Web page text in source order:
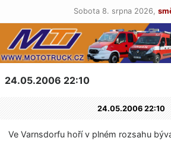
Sobota 8. srpna 2026,
24.05.2006 22:10
24.05.2006 22:10
Ve Varnsdorfu hoří v plném rozsahu